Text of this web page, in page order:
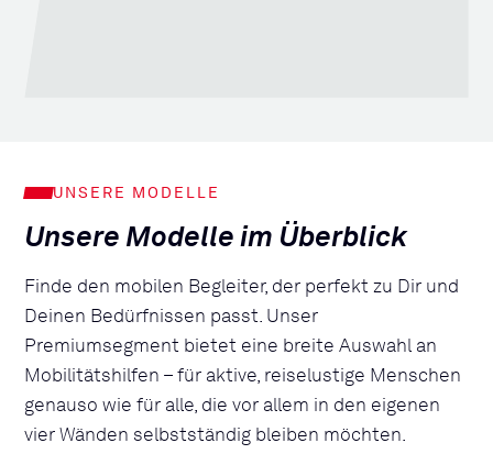
UNSERE MODELLE
Unsere Modelle im Überblick
Finde den mobilen Begleiter, der perfekt zu Dir und
Deinen Bedürfnissen passt. Unser
Premiumsegment bietet eine breite Auswahl an
Mobilitätshilfen – für aktive, reiselustige Menschen
genauso wie für alle, die vor allem in den eigenen
vier Wänden selbstständig bleiben möchten.